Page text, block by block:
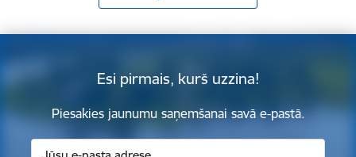
Esi pirmais, kurš uzzina!
Piesakies jaunumu saņemšanai savā e-pastā.